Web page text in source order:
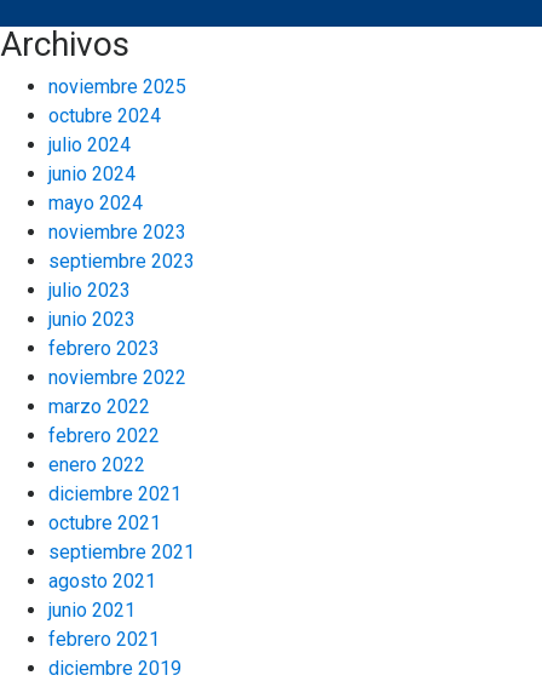
Archivos
noviembre 2025
octubre 2024
julio 2024
junio 2024
mayo 2024
noviembre 2023
septiembre 2023
julio 2023
junio 2023
febrero 2023
noviembre 2022
marzo 2022
febrero 2022
enero 2022
diciembre 2021
octubre 2021
septiembre 2021
agosto 2021
junio 2021
febrero 2021
diciembre 2019